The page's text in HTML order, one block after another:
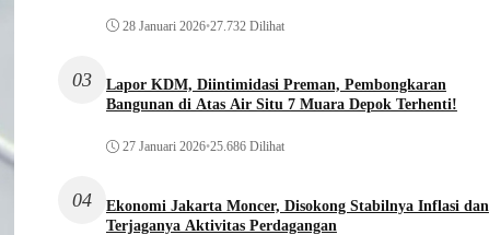
28 Januari 2026•27.732 Dilihat
03
Lapor KDM, Diintimidasi Preman, Pembongkaran
Bangunan di Atas Air Situ 7 Muara Depok Terhenti!
27 Januari 2026•25.686 Dilihat
04
Ekonomi Jakarta Moncer, Disokong Stabilnya Inflasi dan
Terjaganya Aktivitas Perdagangan